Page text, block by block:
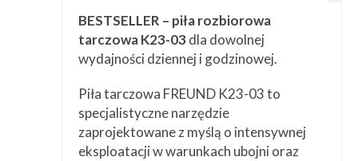
BESTSELLER – piła rozbiorowa
tarczowa K23-03dla dowolnej
wydajności dziennej i godzinowej.
Piła tarczowa FREUND K23-03 to
specjalistyczne narzędzie
zaprojektowane z myślą o intensywnej
eksploatacji w warunkach ubojni oraz